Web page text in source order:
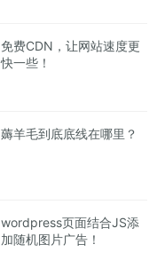
免费CDN，让网站速度更
快一些！
薅羊毛到底底线在哪里？
wordpress页面结合JS添
加随机图片广告！